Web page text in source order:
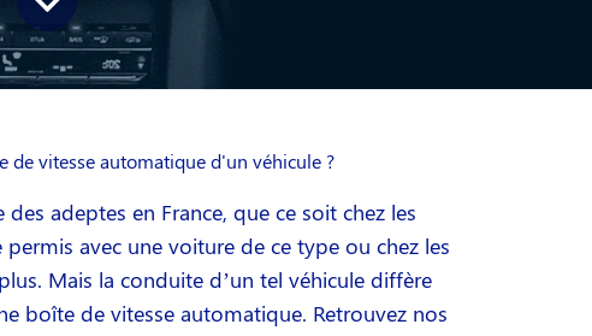
de vitesse automatique d'un véhicule ?
adeptes en France, que ce soit chez les
avec une voiture de ce type ou chez les
Mais la conduite d’un tel véhicule diffère
boîte de vitesse automatique. Retrouvez nos